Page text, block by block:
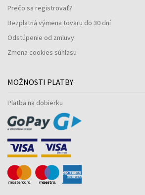
Prečo sa registrovať?
Bezplatná výmena tovaru do 30 dní
Odstúpenie od zmluvy
Zmena cookies súhlasu
MOŽNOSTI PLATBY
Platba na dobierku